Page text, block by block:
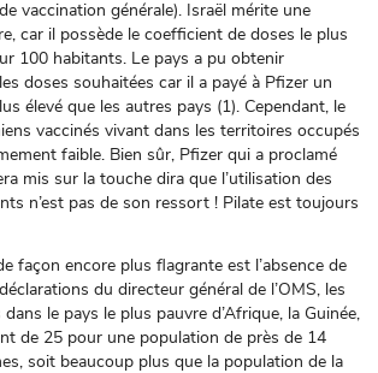
vaccination générale). Israël mérite une
car il possède le coefficient de doses le plus
100 habitants. Le pays a pu obtenir
doses souhaitées car il a payé à Pfizer un
élevé que les autres pays (1). Cependant, le
vaccinés vivant dans les territoires occupés
faible. Bien sûr, Pfizer qui a proclamé
mis sur la touche dira que l’utilisation des
n’est pas de son ressort ! Pilate est toujours
façon encore plus flagrante est l’absence de
du directeur général de l’OMS, les
le pays le plus pauvre d’Afrique, la Guinée,
de 25 pour une population de près de 14
soit beaucoup plus que la population de la